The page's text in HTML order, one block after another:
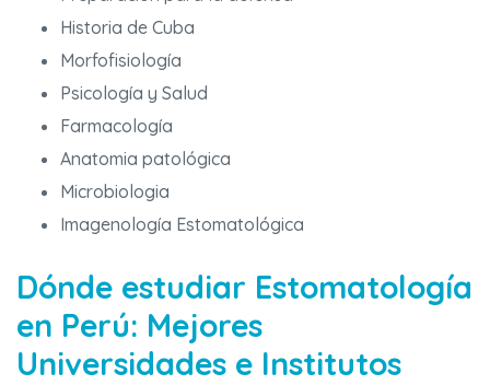
Historia de Cuba
Morfofisiología
Psicología y Salud
Farmacología
Anatomia patológica
Microbiologia
Imagenología Estomatológica
Dónde estudiar Estomatología
en Perú: Mejores
Universidades e Institutos